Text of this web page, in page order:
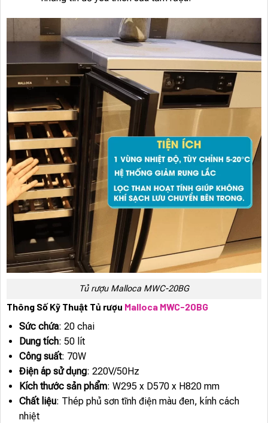
Tủ rượu Malloca MWC-20BG
Thông Số Kỹ Thuật Tủ rượu Malloca MWC-20BG
Sức chứa: 20 chai
Dung tích: 50 lít
Công suất: 70W
Điện áp sử dụng: 220V/50Hz
Kích thước sản phẩm: W295 x D570 x H820 mm
Chất liệu: Thép phủ sơn tĩnh điện màu đen, kính cách
nhiệt